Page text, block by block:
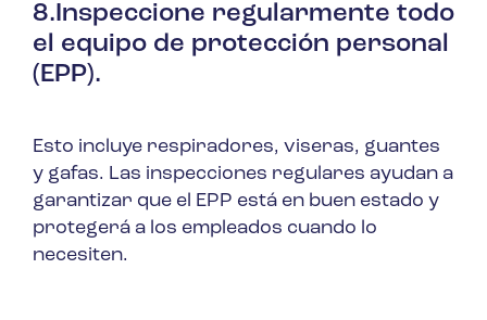
8.Inspeccione regularmente todo
el equipo de protección personal
(EPP).
Esto incluye respiradores, viseras, guantes
y gafas. Las inspecciones regulares ayudan a
garantizar que el EPP está en buen estado y
protegerá a los empleados cuando lo
necesiten.